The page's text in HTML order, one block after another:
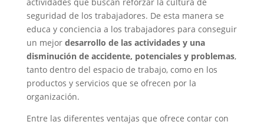
seguridad de los trabajadores. De esta manera se
educa y conciencia a los trabajadores para conseguir
un mejor desarrollo de las actividades y una
disminución de accidente, potenciales y problemas,
tanto dentro del espacio de trabajo, como en los
productos y servicios que se ofrecen por la
organización.
Entre las diferentes ventajas que ofrece contar con